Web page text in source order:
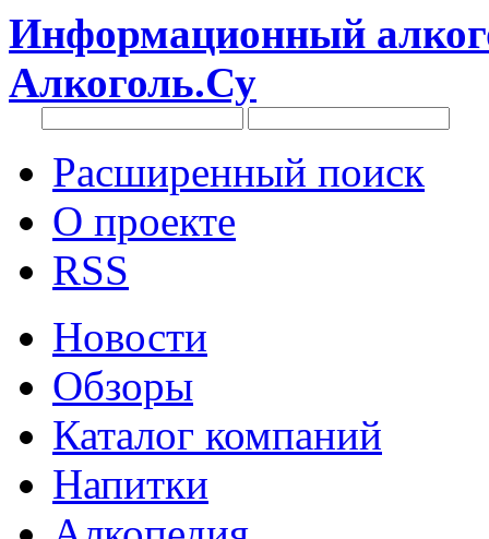
Информационный
Алкоголь.Су
Расширенный поиск
О проекте
RSS
Новости
Обзоры
Каталог компаний
Напитки